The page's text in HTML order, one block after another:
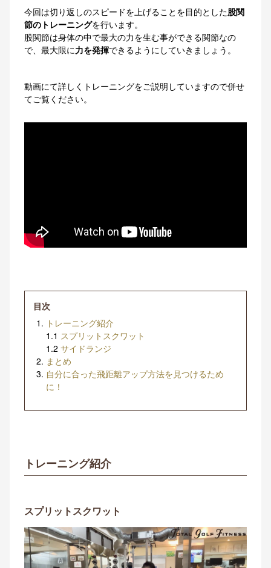
今回は切り返しのスピードを上げることを目的とした股関
節のトレーニングを行います。
股関節は身体の中で最大の力を生む事ができる関節なの
で、最大限に力を発揮できるようにしていきましょう。
動画にて詳しくトレーニングをご説明していますので併せ
てご覧ください。
目次
トレーニング紹介
1.1 スプリットスクワット
1.2 サイドランジ
まとめ
自分に合った飛距離アップ方法を見つけるため
に！
トレーニング紹介
スプリットスクワット